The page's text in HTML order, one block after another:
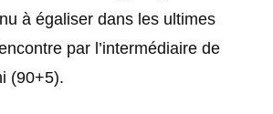
à égaliser dans les ultimes
par l’intermédiaire de
(90+5).